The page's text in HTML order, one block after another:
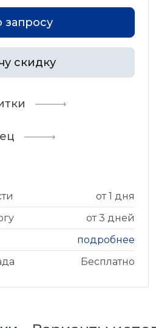
запросу
скидку
от 1 дня
от 3 дней
подробнее
Бесплатно